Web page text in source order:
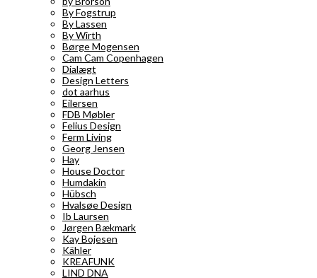
By Fogstrup
By Lassen
By Wirth
Børge Mogensen
Cam Cam Copenhagen
Dialægt
Design Letters
dot aarhus
Eilersen
FDB Møbler
Felius Design
Ferm Living
Georg Jensen
Hay
House Doctor
Humdakin
Hübsch
Hvalsøe Design
Ib Laursen
Jørgen Bækmark
Kay Bojesen
Kähler
KREAFUNK
LIND DNA